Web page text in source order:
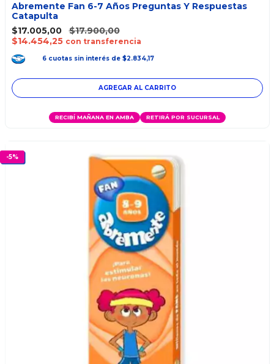
Abremente Fan 6-7 Años Preguntas Y Respuestas
Catapulta
$17.005,00
$17.900,00
$14.454,25 con transferencia
6 cuotas sin interés de $2.834,17
RECIBÍ MAÑANA EN AMBA RETIRÁ POR SUCURSAL
-5%